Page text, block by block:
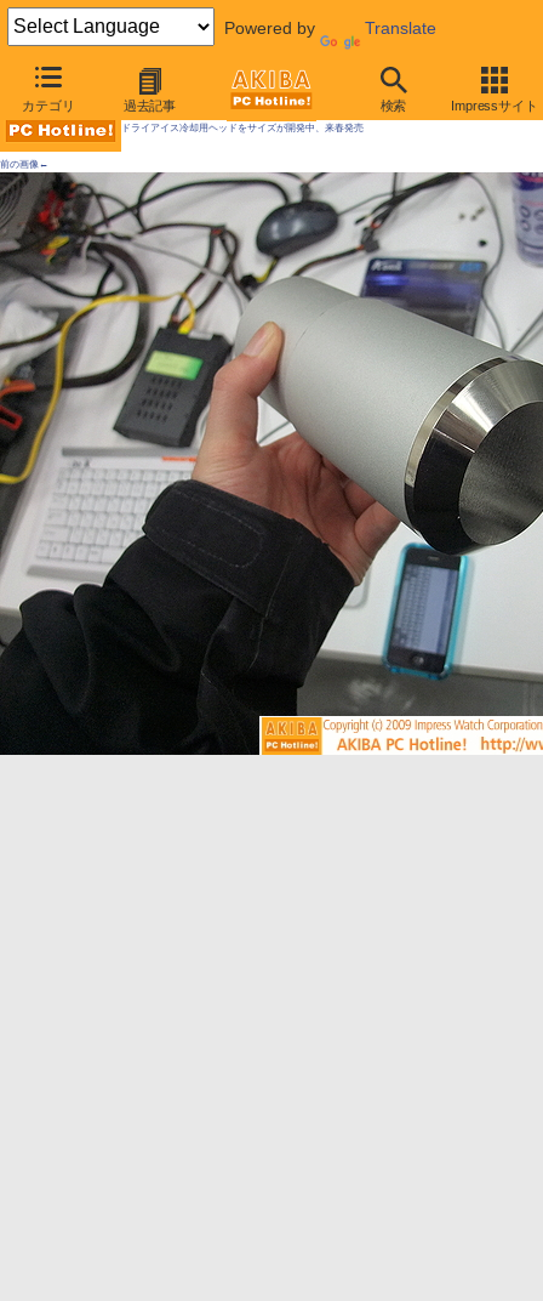
Powered by Translate
カテゴリ 過去記事 検索 Impressサイト
AKIBA PC Hotline! 2009年12月12日号
ドライアイス冷却用ヘッドをサイズが開発中、来春発売
前の画像←